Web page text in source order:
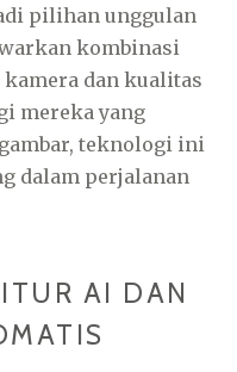
pilihan unggulan
kombinasi
dan kualitas
mereka yang
teknologi ini
dalam perjalanan
AI DAN